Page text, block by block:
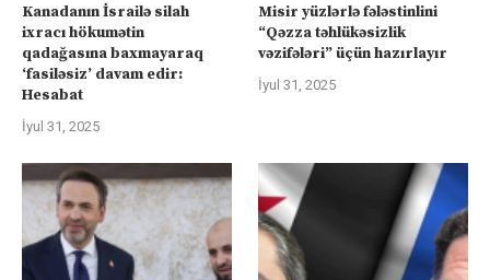
Kanadanın İsrailə silah
ixracı hökumətin
qadağasına baxmayaraq
‘fasiləsiz’ davam edir:
Hesabat
İyul 31, 2025
Misir yüzlərlə fələstinlini
“Qəzza təhlükəsizlik
vəzifələri” üçün hazırlayır
İyul 31, 2025